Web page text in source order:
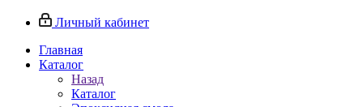
Личный кабинет
Главная
Каталог
Назад
Каталог